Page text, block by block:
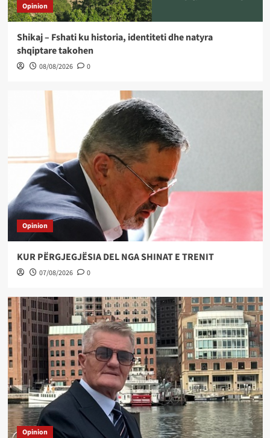
Opinion
Shikaj – Fshati ku historia, identiteti dhe natyra
shqiptare takohen
08/08/2026 0
Opinion
KUR PËRGJEGJËSIA DEL NGA SHINAT E TRENIT
07/08/2026 0
Opinion